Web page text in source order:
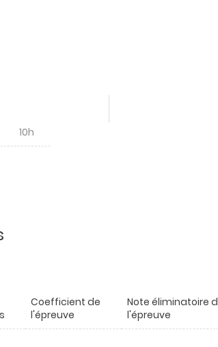
10h
Coefficient de
l'épreuve
Note éliminatoire
l'épreuve